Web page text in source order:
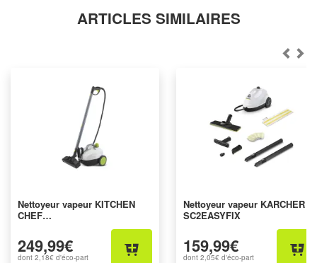
ARTICLES SIMILAIRES
Nettoyeur vapeur KITCHEN
CHEF
VAPORNETPROCLEAN2000
249,99€
dont 2,18€ d'éco-part
Nettoyeur vapeur KARCHER
SC2EASYFIX
159,99€
dont 2,05€ d'éco-part